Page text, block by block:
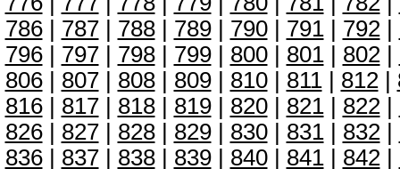
786| 787| 788| 789| 790| 791| 792|
796| 797| 798| 799| 800| 801| 802|
806| 807| 808| 809| 810| 811| 812|
816| 817| 818| 819| 820| 821| 822|
826| 827| 828| 829| 830| 831| 832|
836| 837| 838| 839| 840| 841| 842|